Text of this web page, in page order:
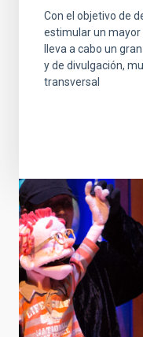
Con el objetivo de
estimular un mayor
lleva a cabo un
y de divulgación,
transversal